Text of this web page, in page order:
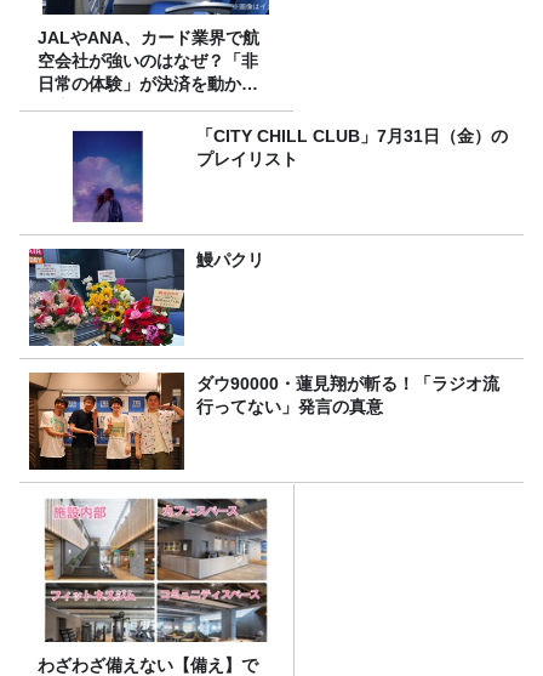
JALやANA、カード業界で航
空会社が強いのはなぜ？「非
日常の体験」が決済を動かす
理由
「CITY CHILL CLUB」7月31日（金）の
プレイリスト
鰻パクリ
ダウ90000・蓮見翔が斬る！「ラジオ流
行ってない」発言の真意
わざわざ備えない【備え】で